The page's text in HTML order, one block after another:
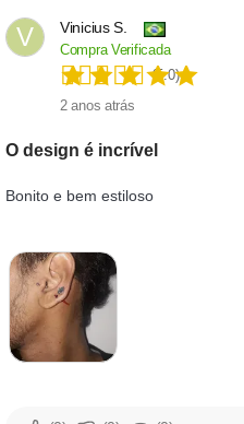
V Vinicius S.
Compra Verificada
(5.0)
2 anos atrás
O design é incrível
Bonito e bem estiloso